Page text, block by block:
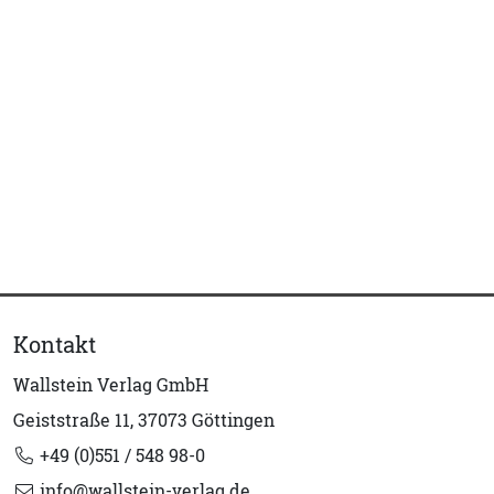
Kontakt
Wallstein Verlag GmbH
Geiststraße 11, 37073 Göttingen
+49 (0)551 / 548 98-0